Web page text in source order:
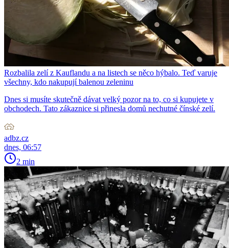
Rozbalila zelí z Kauflandu a na listech se něco hýbalo. Teď varuje
všechny, kdo nakupují balenou zeleninu
Dnes si musíte skutečně dávat velký pozor na to, co si kupujete v
obchodech. Tato zákaznice si přinesla domů nechutné čínské zelí.
adbz.cz
dnes, 06:57
2 min